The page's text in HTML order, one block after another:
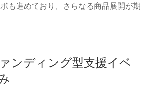
も進めており、さらなる商品展開が期
ンディング型支援イベ